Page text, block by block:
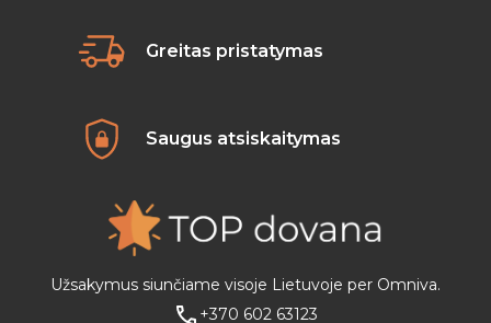
Greitas pristatymas
Saugus atsiskaitymas
Užsakymus siunčiame visoje Lietuvoje per Omniva.
+370 602 63123